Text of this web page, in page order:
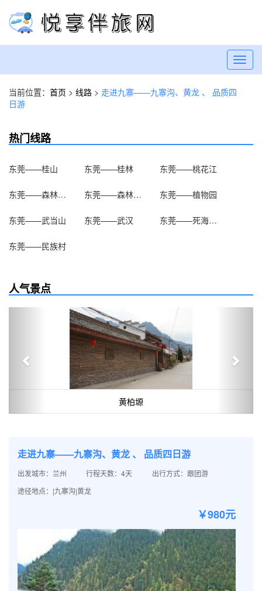
当前位置： 首页 > 线路 > 走进九寨——九寨沟、黄龙 、 品质四
日游
热门线路
东莞——桂山 东莞——桂林 东莞——桃花江
东莞——森林小火车 东莞——森林温泉 东莞——植物园
东莞——武当山 东莞——武汉 东莞——死海漂浮
东莞——民族村
人气景点
黄柏塬
Previous
走进九寨——九寨沟、黄龙 、 品质四日游
出发城市：兰州 行程天数：4天
出行方式：跟团游
途径地点：|九寨沟|黄龙
￥980元